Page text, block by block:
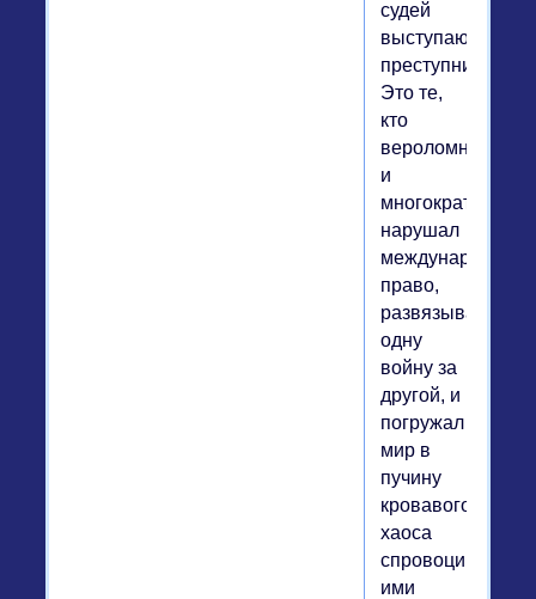
судей
выступают
преступники.
Это те,
кто
вероломно
и
многократно
нарушал
международное
право,
развязывая
одну
войну за
другой, и
погружал
мир в
пучину
кровавого
хаоса
ими